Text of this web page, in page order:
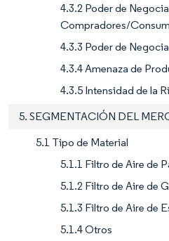
4.3.2 Poder de
Compradores/
4.3.3 Poder de
4.3.4 Amenaza de
4.3.5 Intensidad de la
5. SEGMENTACIÓN DEL
5.1 Tipo de Material
5.1.1 Filtro de Aire de
5.1.2 Filtro de Aire de
5.1.3 Filtro de Aire de
5.1.4 Otros